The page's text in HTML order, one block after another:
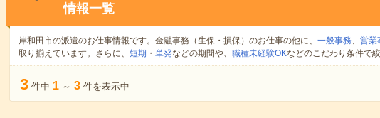
情報一覧
岸和田市の派遣のお仕事情報です。金融事務（生保・損保）のお仕事の他に、 一般事務、 営業
取り揃えています。さらに、 短期 ・ 単発などの期間や、 職種未経験OKなどのこだわり条件で
3 件中 1 ～ 3 件を表示中